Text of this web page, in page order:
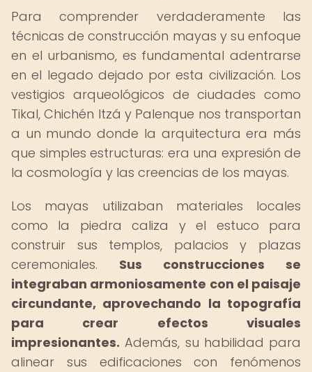
Para comprender verdaderamente las
técnicas de construcción mayas y su enfoque
en el urbanismo, es fundamental adentrarse
en el legado dejado por esta civilización. Los
vestigios arqueológicos de ciudades como
Tikal, Chichén Itzá y Palenque nos transportan
a un mundo donde la arquitectura era más
que simples estructuras: era una expresión de
la cosmología y las creencias de los mayas.
Los mayas utilizaban materiales locales
como la piedra caliza y el estuco para
construir sus templos, palacios y plazas
ceremoniales. Sus construcciones se
integraban armoniosamente con el paisaje
circundante, aprovechando la topografía
para crear efectos visuales
impresionantes. Además, su habilidad para
alinear sus edificaciones con fenómenos